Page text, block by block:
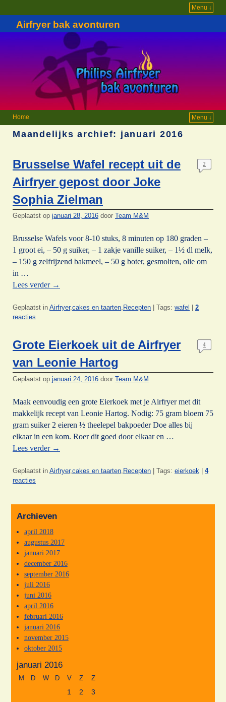
Menu ↓
Airfryer bak avonturen
Home Menu ↓
Maandelijks archief: januari 2016
Brusselse Wafel recept uit de
Airfryer gepost door Joke
Sophia Zielman
Geplaatst op januari 28, 2016 door Team M&M
2
Brusselse Wafels voor 8-10 stuks, 8 minuten op 180 graden –
1 groot ei, – 50 g suiker, – 1 zakje vanille suiker, – 1½ dl melk,
– 150 g zelfrijzend bakmeel, – 50 g boter, gesmolten, olie om
in …
Lees verder →
Geplaatst in Airfryer,cakes en taarten, Recepten Tags: wafel
2
reacties
Grote Eierkoek uit de Airfryer
van Leonie Hartog
Geplaatst op januari 24, 2016 door Team M&M
4
Maak eenvoudig een grote Eierkoek met je Airfryer met dit
makkelijk recept van Leonie Hartog. Nodig: 75 gram bloem 75
gram suiker 2 eieren ½ theelepel bakpoeder Doe alles bij
elkaar in een kom. Roer dit goed door elkaar en …
Lees verder →
Geplaatst in Airfryer,cakes en taarten Recepten Tags: eierkoek
4
reacties
Archieven
april 2018
augustus 2017
januari 2017
december 2016
september 2016
juli 2016
juni 2016
april 2016
februari 2016
januari 2016
november 2015
oktober 2015
januari 2016
M D W D V Z Z
1 2
3